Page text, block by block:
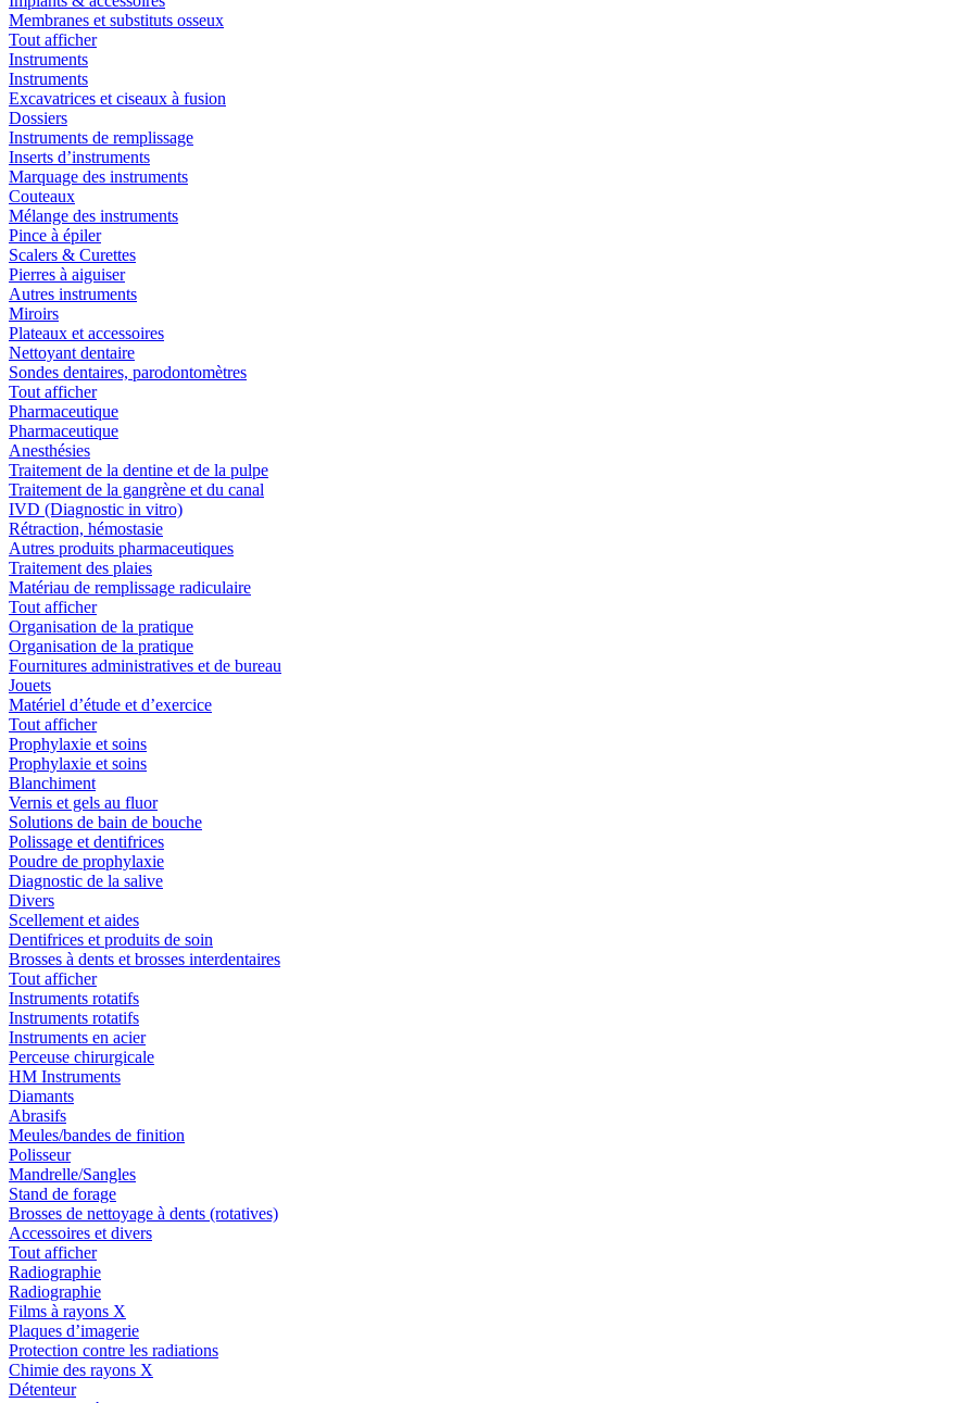
Membranes et substituts osseux
Tout afficher
Instruments
Instruments
Excavatrices et ciseaux à fusion
Dossiers
Instruments de remplissage
Inserts d’instruments
Marquage des instruments
Couteaux
Mélange des instruments
Pince à épiler
Scalers & Curettes
Pierres à aiguiser
Autres instruments
Miroirs
Plateaux et accessoires
Nettoyant dentaire
Sondes dentaires, parodontomètres
Tout afficher
Pharmaceutique
Pharmaceutique
Anesthésies
Traitement de la dentine et de la pulpe
Traitement de la gangrène et du canal
IVD (Diagnostic in vitro)
Rétraction, hémostasie
Autres produits pharmaceutiques
Traitement des plaies
Matériau de remplissage radiculaire
Tout afficher
Organisation de la pratique
Organisation de la pratique
Fournitures administratives et de bureau
Jouets
Matériel d’étude et d’exercice
Tout afficher
Prophylaxie et soins
Prophylaxie et soins
Blanchiment
Vernis et gels au fluor
Solutions de bain de bouche
Polissage et dentifrices
Poudre de prophylaxie
Diagnostic de la salive
Divers
Scellement et aides
Dentifrices et produits de soin
Brosses à dents et brosses interdentaires
Tout afficher
Instruments rotatifs
Instruments rotatifs
Instruments en acier
Perceuse chirurgicale
HM Instruments
Diamants
Abrasifs
Meules/bandes de finition
Polisseur
Mandrelle/Sangles
Stand de forage
Brosses de nettoyage à dents (rotatives)
Accessoires et divers
Tout afficher
Radiographie
Radiographie
Films à rayons X
Plaques d’imagerie
Protection contre les radiations
Chimie des rayons X
Détenteur